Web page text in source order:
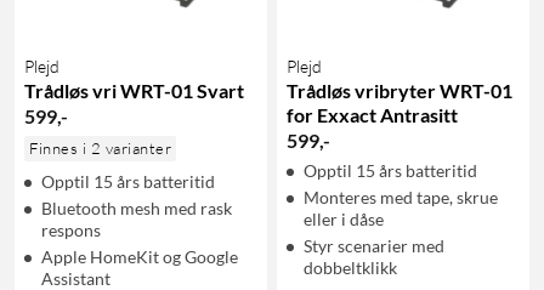
Plejd
Trådløs vri WRT-01 Svart
599,-
Finnes i 2 varianter
Opptil 15 års batteritid
Bluetooth mesh med rask
respons
Apple HomeKit og Google
Assistant
Plejd
Trådløs vribryter WRT-01
for Exxact Antrasitt
599,-
Opptil 15 års batteritid
Monteres med tape, skrue
eller i dåse
Styr scenarier med
dobbeltklikk